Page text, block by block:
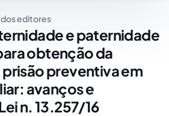
editores
e paternidade
obtenção da
preventiva em
avanços e
n. 13.257/16